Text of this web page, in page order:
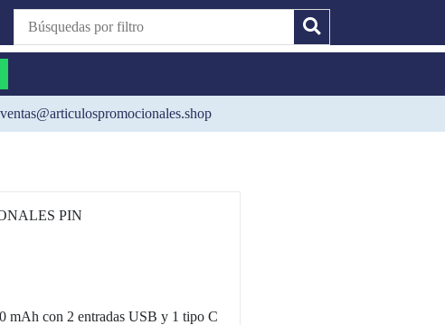
ventas@articulospromocionales.shop
PIN
mAh con 2 entradas USB y 1 tipo C